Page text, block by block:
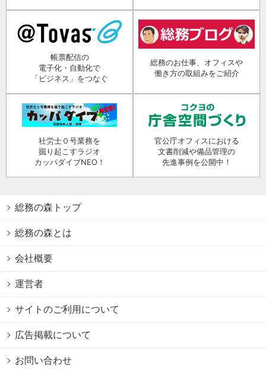
帳票配信の
電子化・自動化で
「ビジネス」をつなぐ
総務のお仕事、オフィスや
働き方の取組みをご紹介
社労士０号業務を
掘り起こすラジオ
カッパダイブNEO！
官公庁オフィスにおける
文書削減や備品管理の
先進事例を公開中！
総務の森トップ
総務の森とは
会社概要
運営者
サイトのご利用について
広告掲載について
お問い合わせ